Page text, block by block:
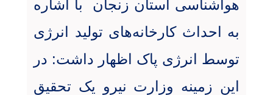
هواشناسی استان زنجان با اشاره
به احداث کارخانه‌های تولید انرژی
توسط انرژی پاک اظهار داشت: در
این زمینه وزارت نیرو یک تحقیق